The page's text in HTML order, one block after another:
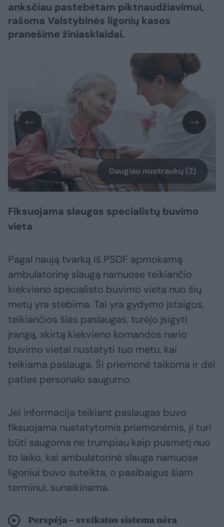
anksčiau pastebėtam piktnaudžiavimui,
rašoma Valstybinės ligonių kasos
pranešime žiniasklaidai.
Daugiau nuotraukų (2)
Fiksuojama slaugos specialistų buvimo
vieta
Pagal naują tvarką iš PSDF apmokamą
ambulatorinę slaugą namuose teikiančio
kiekvieno specialisto buvimo vieta nuo šių
metų yra stebima. Tai yra gydymo įstaigos,
teikiančios šias paslaugas, turėjo įsigyti
įrangą, skirtą kiekvieno komandos nario
buvimo vietai nustatyti tuo metu, kai
teikiama paslauga. Ši priemonė taikoma ir dėl
paties personalo saugumo.
Jei informacija teikiant paslaugas buvo
fiksuojama nustatytomis priemonėmis, ji turi
būti saugoma ne trumpiau kaip pusmetį nuo
to laiko, kai ambulatorinė slauga namuose
ligoniui buvo suteikta, o pasibaigus šiam
terminui, sunaikinama.
Perspėja – sveikatos sistema nėra